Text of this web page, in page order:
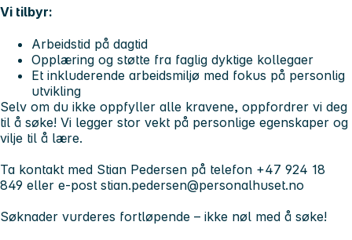
Vi tilbyr:
Arbeidstid på dagtid
Opplæring og støtte fra faglig dyktige kollegaer
Et inkluderende arbeidsmiljø med fokus på personlig
utvikling
Selv om du ikke oppfyller alle kravene, oppfordrer vi deg
til å søke! Vi legger stor vekt på personlige egenskaper og
vilje til å lære.
Ta kontakt med Stian Pedersen på telefon +47 924 18
849 eller e-post stian.pedersen@personalhuset.no
Søknader vurderes fortløpende – ikke nøl med å søke!